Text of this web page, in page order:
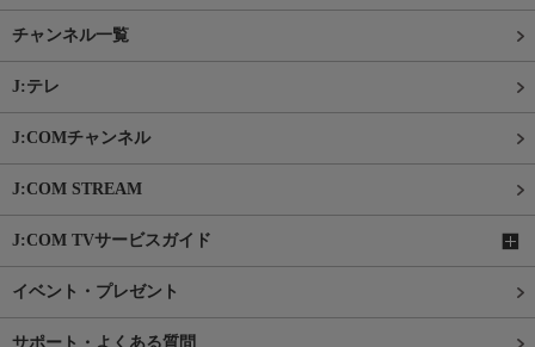
チャンネル一覧
J:テレ
J:COMチャンネル
J:COM STREAM
J:COM TVサービスガイド
イベント・プレゼント
サポート・よくある質問